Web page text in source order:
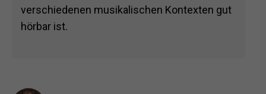
verschiedenen musikalischen Kontexten gut
hörbar ist.